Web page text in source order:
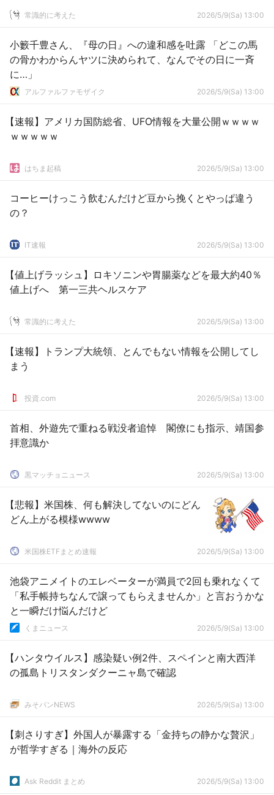
常識的に考えた 2026/5/9(Sa) 13:00
小籔千豊さん、『母の日』への違和感を吐露 「どこの馬
の骨かわからんヤツに決められて、なんでその日に一斉
に…」
アルファルファモザイク 2026/5/9(Sa) 13:00
【速報】アメリカ国防総省、UFO情報を大量公開ｗｗｗｗ
ｗｗｗｗｗ
はちま起稿 2026/5/9(Sa) 13:00
コーヒーけっこう飲むんだけど豆から挽くとやっぱ違う
の？
IT速報 2026/5/9(Sa) 13:00
【値上げラッシュ】ロキソニンや胃腸薬などを最大約40％
値上げへ 第一三共ヘルスケア
常識的に考えた 2026/5/9(Sa) 13:00
【速報】トランプ大統領、とんでもない情報を公開してし
まう
投資.com 2026/5/9(Sa) 13:00
首相、外遊先で重ねる戦没者追悼 閣僚にも指示、靖国参
拝意識か
黒マッチョニュース 2026/5/9(Sa) 13:00
【悲報】米国株、何も解決してないのにどん
どん上がる模様wwww
米国株ETFまとめ速報 2026/5/9(Sa) 13:00
池袋アニメイトのエレベーターが満員で2回も乗れなくて
「私手帳持ちなんで譲ってもらえませんか」と言おうかな
と一瞬だけ悩んだけど
くまニュース 2026/5/9(Sa) 13:00
【ハンタウイルス】感染疑い例2件、スペインと南大西洋
の孤島トリスタンダクーニャ島で確認
みそパンNEWS 2026/5/9(Sa) 13:00
【刺さりすぎ】外国人が暴露する「金持ちの静かな贅沢」
が哲学すぎる｜海外の反応
Ask Reddit まとめ 2026/5/9(Sa) 13:00